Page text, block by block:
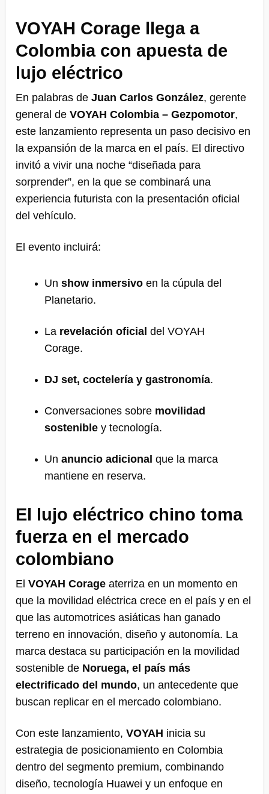
VOYAH Corage llega a
Colombia con apuesta de
lujo eléctrico
En palabras de Juan Carlos González, gerente
general de VOYAH Colombia – Gezpomotor,
este lanzamiento representa un paso decisivo en
la expansión de la marca en el país. El directivo
invitó a vivir una noche “diseñada para
sorprender”, en la que se combinará una
experiencia futurista con la presentación oficial
del vehículo.
El evento incluirá:
Un show inmersivo en la cúpula del
Planetario.
La revelación oficial del VOYAH
Corage.
DJ set, coctelería y gastronomía.
Conversaciones sobre movilidad
sostenible y tecnología.
Un anuncio adicional que la marca
mantiene en reserva.
El lujo eléctrico chino toma
fuerza en el mercado
colombiano
El VOYAH Corage aterriza en un momento en
que la movilidad eléctrica crece en el país y en el
que las automotrices asiáticas han ganado
terreno en innovación, diseño y autonomía. La
marca destaca su participación en la movilidad
sostenible de Noruega, el país más
electrificado del mundo, un antecedente que
buscan replicar en el mercado colombiano.
Con este lanzamiento, VOYAH inicia su
estrategia de posicionamiento en Colombia
dentro del segmento premium, combinando
diseño, tecnología Huawei y un enfoque en